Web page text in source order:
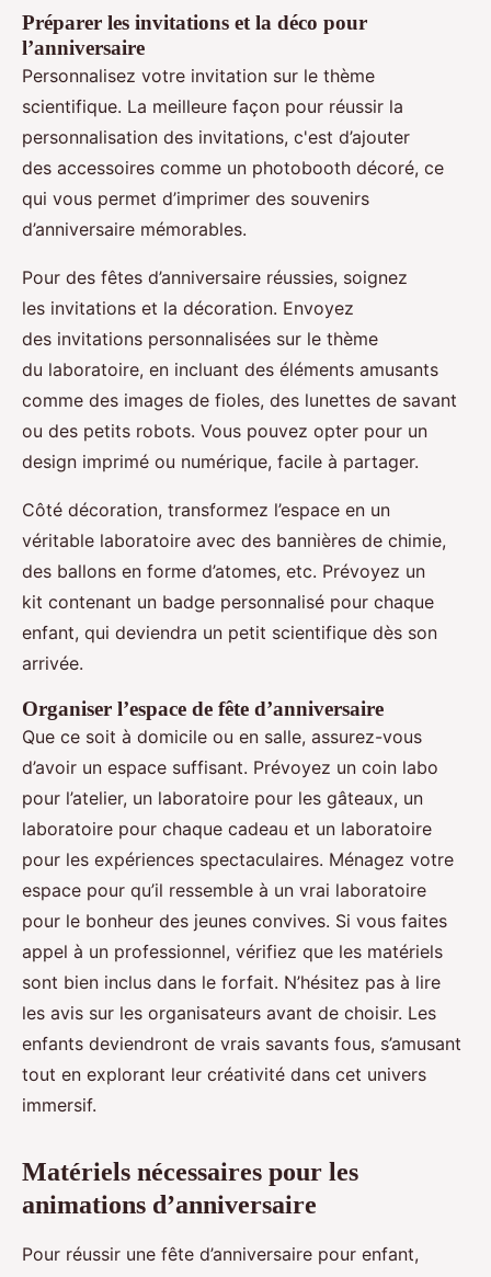
Préparer les invitations et la déco pour
l’anniversaire
Personnalisez votre invitation sur le thème
scientifique. La meilleure façon pour réussir la
personnalisation des invitations, c'est d’ajouter
des accessoires comme un photobooth décoré, ce
qui vous permet d’imprimer des souvenirs
d’anniversaire mémorables.
Pour des fêtes d’anniversaire réussies, soignez
les invitations et la décoration. Envoyez
des invitations personnalisées sur le thème
du laboratoire, en incluant des éléments amusants
comme des images de fioles, des lunettes de savant
ou des petits robots. Vous pouvez opter pour un
design imprimé ou numérique, facile à partager.
Côté décoration, transformez l’espace en un
véritable laboratoire avec des bannières de chimie,
des ballons en forme d’atomes, etc. Prévoyez un
kit contenant un badge personnalisé pour chaque
enfant, qui deviendra un petit scientifique dès son
arrivée.
Organiser l’espace de fête d’anniversaire
Que ce soit à domicile ou en salle, assurez-vous
d’avoir un espace suffisant. Prévoyez un coin labo
pour l’atelier, un laboratoire pour les gâteaux, un
laboratoire pour chaque cadeau et un laboratoire
pour les expériences spectaculaires. Ménagez votre
espace pour qu’il ressemble à un vrai laboratoire
pour le bonheur des jeunes convives. Si vous faites
appel à un professionnel, vérifiez que les matériels
sont bien inclus dans le forfait. N’hésitez pas à lire
les avis sur les organisateurs avant de choisir. Les
enfants deviendront de vrais savants fous, s’amusant
tout en explorant leur créativité dans cet univers
immersif.
Matériels nécessaires pour les
animations d’anniversaire
Pour réussir une fête d’anniversaire pour enfant,